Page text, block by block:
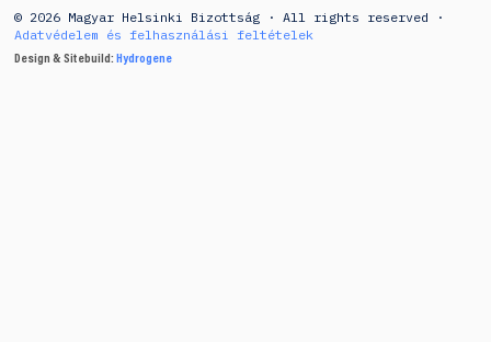
© 2026 Magyar Helsinki Bizottság · All rights reserved ·
Adatvédelem és felhasználási feltételek
Design & Sitebuild: Hydrogene